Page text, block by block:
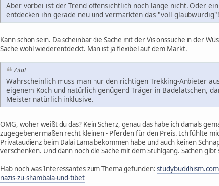
Aber vorbei ist der Trend offensichtlich noch lange nicht. Oder
entdecken ihn gerade neu und vermarkten das "voll glaubwürdig"!
Kann schon sein. Da scheinbar die Sache mit der Visionssuche in der
Sache wohl wiederentdeckt. Man ist ja flexibel auf dem Markt.
Zitat
Wahrscheinlich muss man nur den richtigen Trekking-Anbieter
eigenem Koch und natürlich genügend Träger in Badelatschen,
Meister natürlich inklusive.
OMG, woher weißt du das? Kein Scherz, genau das habe ich damals
zugegebenermaßen recht kleinen - Pferden für den Preis. Ich fühlte
Privataudienz beim Dalai Lama bekommen habe und auch keinen
verschenken. Und dann noch die Sache mit dem Stuhlgang. Sachen
Hab noch was Interessantes zum Thema gefunden:
nazis-zu-shambala-und-tibet